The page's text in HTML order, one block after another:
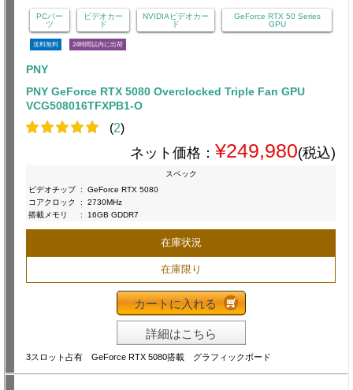
PCパー
ツ
ビデオカー
ド
NVIDIAビデオカー
ド
GeForce RTX 50 Series
GPU
送料無料 24時間以内に出荷
PNY
PNY GeForce RTX 5080 Overclocked Triple Fan GPU
VCG508016TFXPB1-O
(2)
ネット価格： ¥249,980(税込)
スペック
ビデオチップ :
GeForce RTX 5080
コアクロック
:
2730MHz
搭載メモリ
: 16GB GDDR7
在庫状況
在庫限り
カートに入れる
詳細はこちら
3スロット占有 GeForce RTX 5080搭載 グラフィックボード